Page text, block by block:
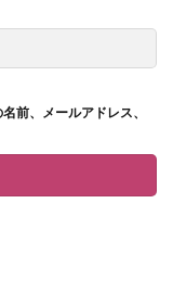
前、メールアドレス、